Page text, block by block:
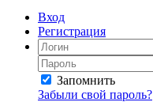
Вход
Регистрация
Запомнить
Забыли свой пароль?